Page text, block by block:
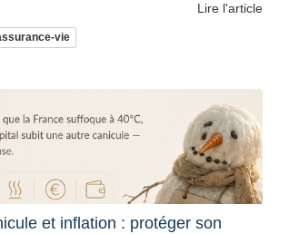
Lire l'article
vie
et inflation : protéger son